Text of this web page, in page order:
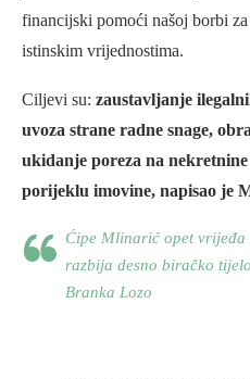
financijski pomoći našoj borbi
istinskim vrijednostima.
Ciljevi su: zaustavljanje
uvoza strane radne snage,
ukidanje poreza na
porijeklu imovine, napisao je
Ćipe Mlinarić opet
razbija desno biračko
Branka Lozo